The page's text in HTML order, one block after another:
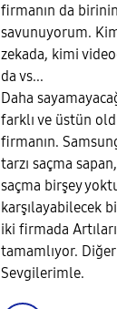
firmanın da
savunuyorum.
zekada, kimi
da vs...
Daha
farklı ve üstün
firmanın.
tarzı saçma
saçma birşey
karşılayabilecek
iki firmada
tamamlıyor.
Sevgilerimle.